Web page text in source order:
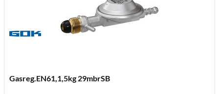
Gasreg.EN61,1,5kg 29mbrSB